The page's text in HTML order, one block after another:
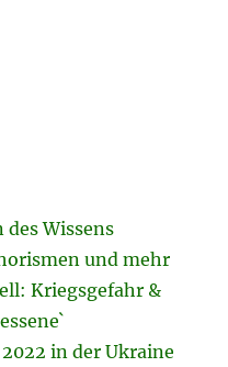
Wissens
und mehr
Kriegsgefahr &
in der Ukraine